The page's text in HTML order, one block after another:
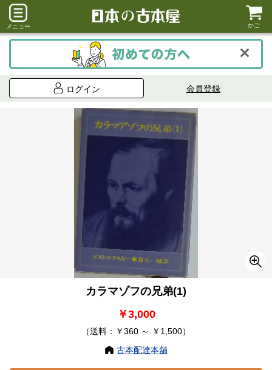
メニュー かご
ログイン 会員登録
カラマゾフの兄弟(1)
￥3,000
（送料：￥360 ～ ￥1,500）
古本配達本舗